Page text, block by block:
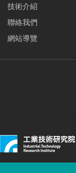
技術介紹
聯絡我們
網站導覽